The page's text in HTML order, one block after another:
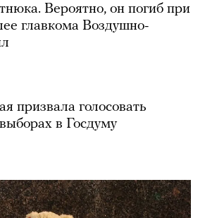
Вероятно, он погиб при
главкома Воздушно-
призвала голосовать
в Госдуму